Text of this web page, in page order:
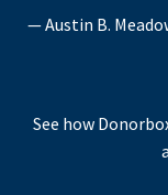
— Austin B.
See how